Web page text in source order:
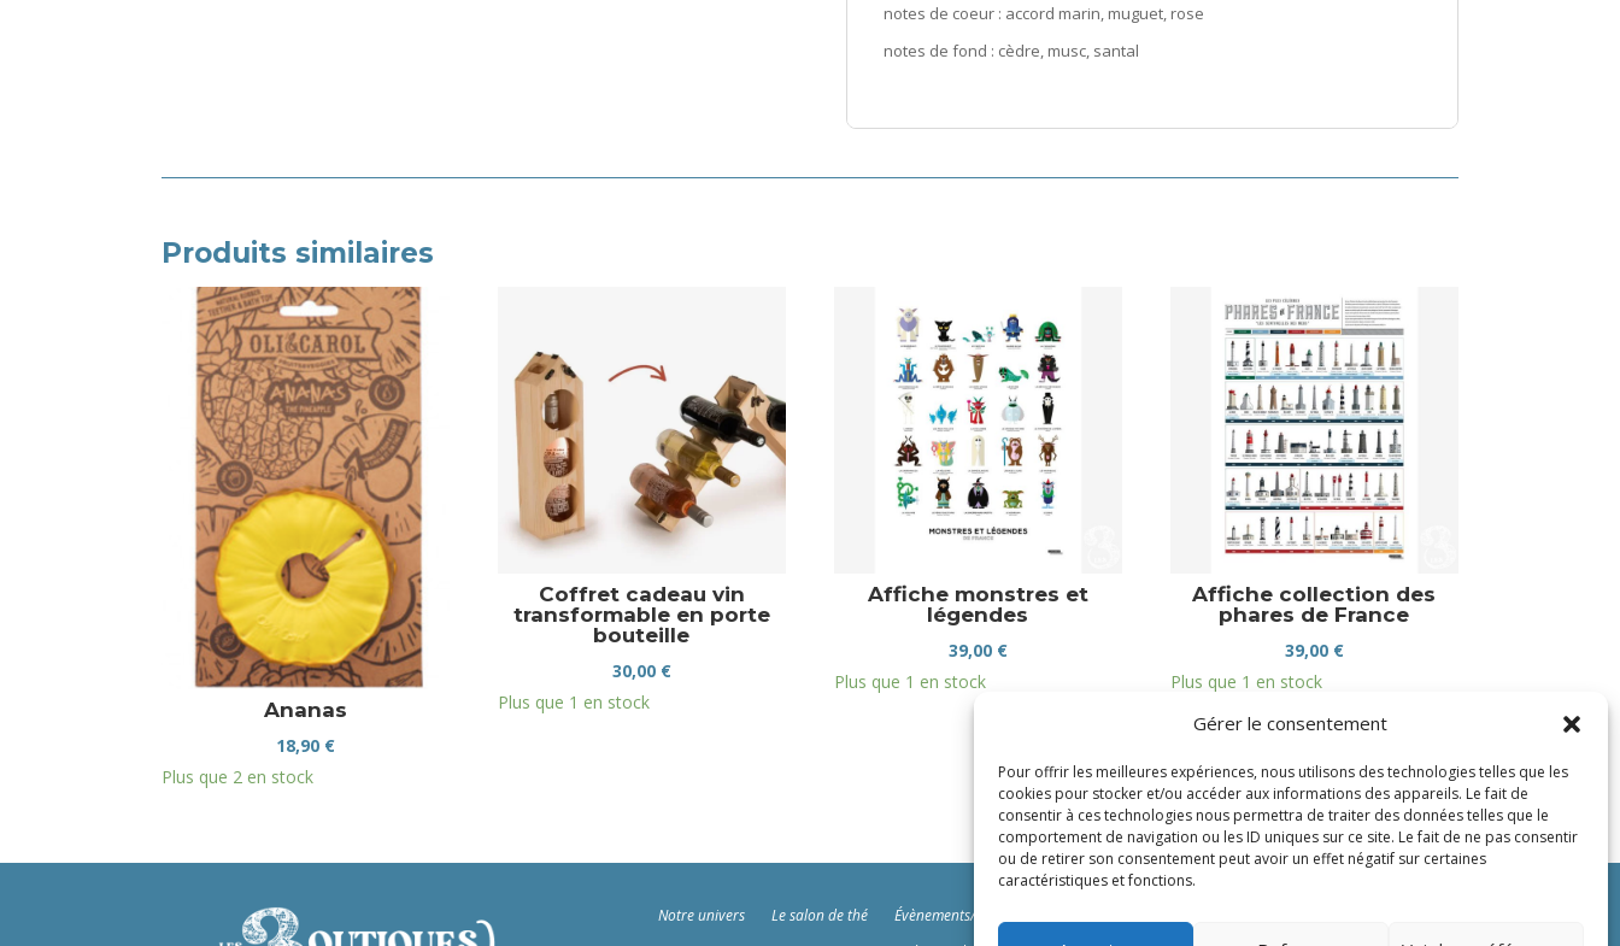
Gérer le consentement
Pour offrir les meilleures expériences, nous utilisons des technologies telles que les
cookies pour stocker et/ou accéder aux informations des appareils. Le fait de
consentir à ces technologies nous permettra de traiter des données telles que le
comportement de navigation ou les ID uniques sur ce site. Le fait de ne pas consentir
ou de retirer son consentement peut avoir un effet négatif sur certaines
caractéristiques et fonctions.
notes de coeur : accord marin, muguet, rose
notes de fond : cèdre, musc, santal
Produits similaires
Ananas
18,90 €
Plus que 2 en stock
Coffret cadeau vin
transformable en porte
bouteille
30,00 €
Plus que 1 en stock
Affiche monstres et
légendes
39,00 €
Plus que 1 en stock
Affiche collection des
phares de France
39,00 €
Plus que 1 en stock
Notre univers Le salon de thé Évènements/Ateliers